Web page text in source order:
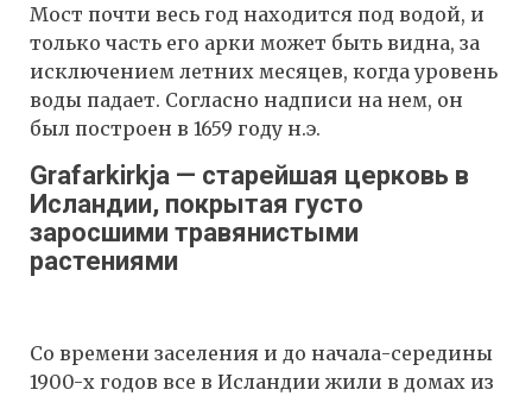
Мост почти весь год находится под водой, и
только часть его арки может быть видна, за
исключением летних месяцев, когда уровень
воды падает. Согласно надписи на нем, он
был построен в 1659 году н.э.
Grafarkirkja — старейшая церковь в
Исландии, покрытая густо
заросшими травянистыми
растениями
Со времени заселения и до начала-середины
1900-х годов все в Исландии жили в домах из